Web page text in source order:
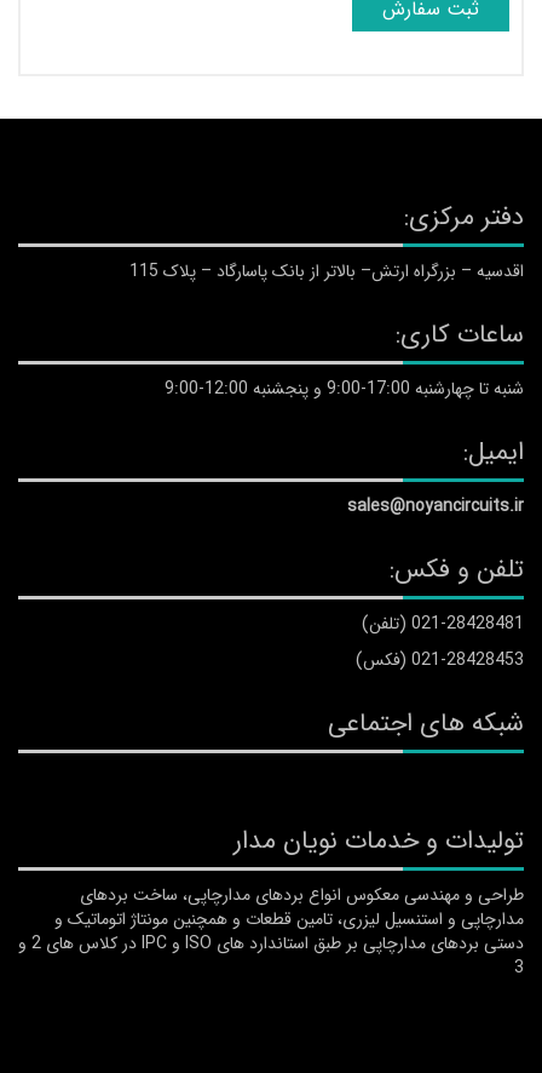
دفتر مرکزی:
اقدسیه – بزرگراه ارتش– بالاتر از بانک پاسارگاد – پلاک 115
ساعات کاری:
شنبه تا چهارشنبه 17:00-9:00 و پنجشنبه 12:00-9:00
ایمیل:
sales@noyancircuits.ir
تلفن و فکس:
021-28428481 (تلفن)
021-28428453 (فکس)
شبکه های اجتماعی
تولیدات و خدمات نویان مدار
طراحی و مهندسی معکوس انواع بردهای مدارچاپی، ساخت بردهای
مدارچاپی و استنسیل لیزری، تامین قطعات و همچنین مونتاژ اتوماتیک و
دستی بردهای مدارچاپی بر طبق استاندارد های ISO و IPC در کلاس های 2 و
3